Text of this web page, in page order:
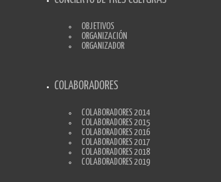
OBJETIVOS
ORGANIZACIÓN
ORGANIZADOR
COLABORADORES
COLABORADORES 2014
COLABORADORES 2015
COLABORADORES 2016
COLABORADORES 2017
COLABORADORES 2018
COLABORADORES 2019